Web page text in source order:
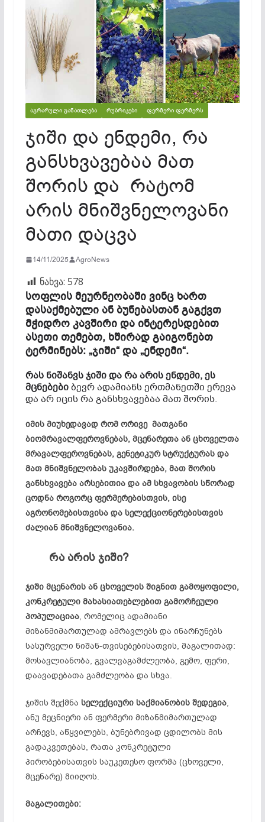
ᲐᲒᲠᲐᲠᲣᲚᲘ ᲒᲐᲜᲐᲗᲚᲔᲑᲐ ᲠᲣᲑᲠᲘᲙᲔᲑᲘ ᲤᲔᲠᲛᲔᲠᲘ ᲤᲔᲠᲛᲔᲠᲡ
ჯიში და ენდემი, რა
განსხვავებაა მათ
შორის და რატომ
არის მნიშვნელოვანი
მათი დაცვა
14/11/2025 AgroNews
ნახვა: 578
სოფლის მეურნეობაში ვინც ხართ
დასაქმებული ან ბუნებასთან გაგქვთ
მჭიდრო კავშირი და ინტერესდებით
ასეთი თემებთ, ხშირად გაიგონებთ
ტერმინებს: „ჯიში“ და „ენდემი“.
რას ნიშანვს ჯიში და რა არის ენდემი, ეს
მცნებებიბევრ ადამიანს ერთმანეთში ერევა
და არ იცის რა განსხვავებაა მათ შორის.
იმის მიუხედავად რომ ორივე მათგანი
ბიომრავალფეროვნებას, მცენარეთა ან ცხოველთა
მრავალფეროვნებას, გენეტიკურ სტრუქტურას და
მათ მნიშვნელობას უკავშირდება, მათ შორის
განსხვავება არსებითია და ამ სხვავობის სწორად
ცოდნა როგორც ფერმერებისთვის, ისე
აგრონომებისთვისა და სელექციონერებისთვის
ძალიან მნიშვნელოვანია.
რა არის ჯიში?
ჯიში მცენარის ან ცხოველის შიგნით გამოყოფილი,
კონკრეტული მახასიათებლებით გამორჩეული
პოპულაციაა, რომელიც ადამიანი
მიზანმიმართულად ამრავლებს და ინარჩუნებს
სასურველი ნიშან-თვისებებისათვის, მაგალითად:
მოსავლიანობა, გვალვაგამძლეობა, გემო, ფერი,
დაავადებათა გამძლეობა და სხვა.
ჯიშის შექმნა სელექციური საქმიანობის შედეგია,
ანუ მეცნიერი ან ფერმერი მიზანმიმართულად
არჩევს, აწყვილებს, ბუნებრივად ცდილობს მის
გადაკვეთებას, რათა კონკრეტული
პირობებისათვის საუკეთესო ფორმა (ცხოველი,
მცენარე) მიიღოს.
მაგალითები: